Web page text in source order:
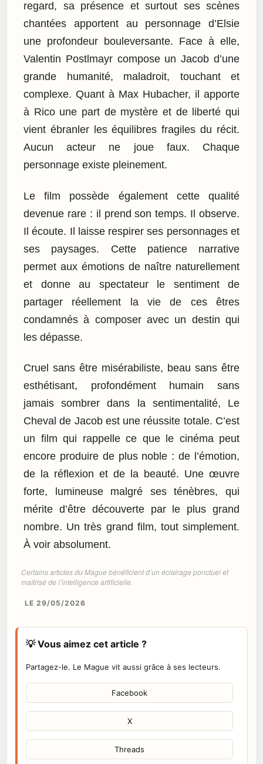
regard, sa présence et surtout ses scènes
chantées apportent au personnage d’Elsie
une profondeur bouleversante. Face à elle,
Valentin Postlmayr compose un Jacob d’une
grande humanité, maladroit, touchant et
complexe. Quant à Max Hubacher, il apporte
à Rico une part de mystère et de liberté qui
vient ébranler les équilibres fragiles du récit.
Aucun acteur ne joue faux. Chaque
personnage existe pleinement.
Le film possède également cette qualité
devenue rare : il prend son temps. Il observe.
Il écoute. Il laisse respirer ses personnages et
ses paysages. Cette patience narrative
permet aux émotions de naître naturellement
et donne au spectateur le sentiment de
partager réellement la vie de ces êtres
condamnés à composer avec un destin qui
les dépasse.
Cruel sans être misérabiliste, beau sans être
esthétisant, profondément humain sans
jamais sombrer dans la sentimentalité, Le
Cheval de Jacob est une réussite totale. C’est
un film qui rappelle ce que le cinéma peut
encore produire de plus noble : de l’émotion,
de la réflexion et de la beauté. Une œuvre
forte, lumineuse malgré ses ténèbres, qui
mérite d’être découverte par le plus grand
nombre. Un très grand film, tout simplement.
À voir absolument.
Certains articles du Mague bénéficient d’un éclairage ponctuel et
maîtrisé de l’intelligence artificielle.
LE 29/05/2026
💡 Vous aimez cet article ?
Partagez-le. Le Mague vit aussi grâce à ses lecteurs.
Facebook
X
Threads